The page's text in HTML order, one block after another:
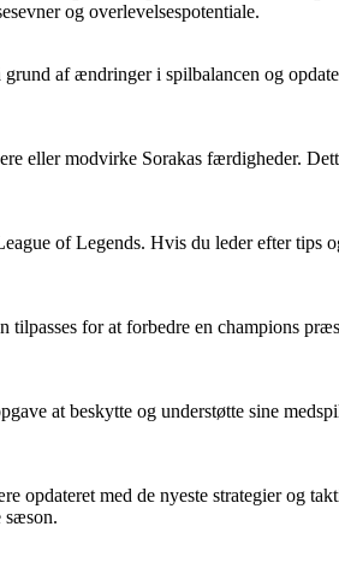
og overlevelsespotentiale.
af ændringer i spilbalancen og
eller modvirke Sorakas færdigheder.
of Legends. Hvis du leder efter tips
tilpasses for at forbedre en champions
at beskytte og understøtte sine
opdateret med de nyeste strategier og
sæson.